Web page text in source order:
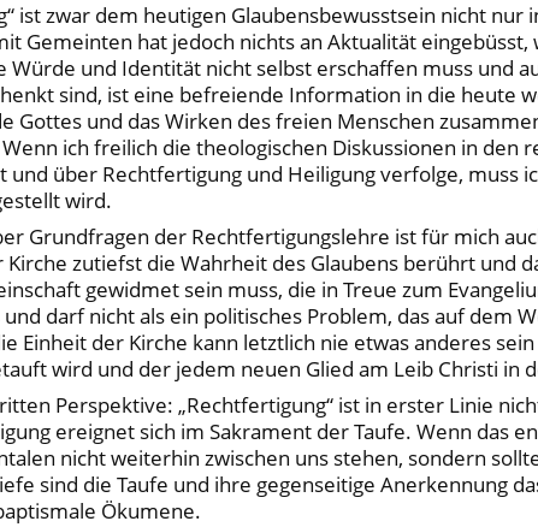
ist zwar dem heutigen Glaubensbewusstsein nicht
Gemeinten hat jedoch nichts an Aktualität
Würde und Identität nicht selbst erschaffen muss und
sind, ist eine befreiende Information in die heute
Gottes und das Wirken des freien Menschen
ich freilich die theologischen Diskussionen in
über Rechtfertigung und Heiligung verfolge, muss
wird.
Grundfragen der Rechtfertigungslehre ist für mich
zutiefst die Wahrheit des Glaubens berührt und
gewidmet sein muss, die in Treue zum
darf nicht als ein politisches Problem, das auf dem
Einheit der Kirche kann letztlich nie etwas anderes
wird und der jedem neuen Glied am Leib Christi in
Perspektive: „Rechtfertigung“ ist in erster Linie
ereignet sich im Sakrament der Taufe. Wenn das
nicht weiterhin zwischen uns stehen, sondern
sind die Taufe und ihre gegenseitige Anerkennung
Ökumene.